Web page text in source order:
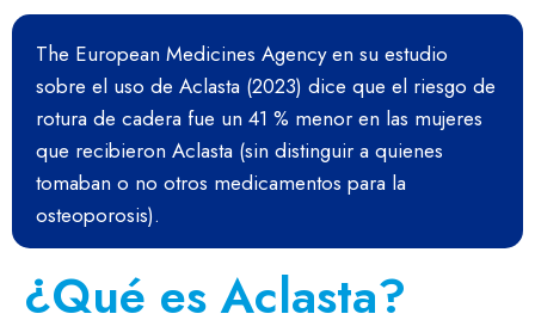
The European Medicines Agency en su estudio
sobre el uso de Aclasta (2023) dice que el riesgo de
rotura de cadera fue un 41 % menor en las mujeres
que recibieron Aclasta (sin distinguir a quienes
tomaban o no otros medicamentos para la
osteoporosis).
¿Qué es Aclasta?